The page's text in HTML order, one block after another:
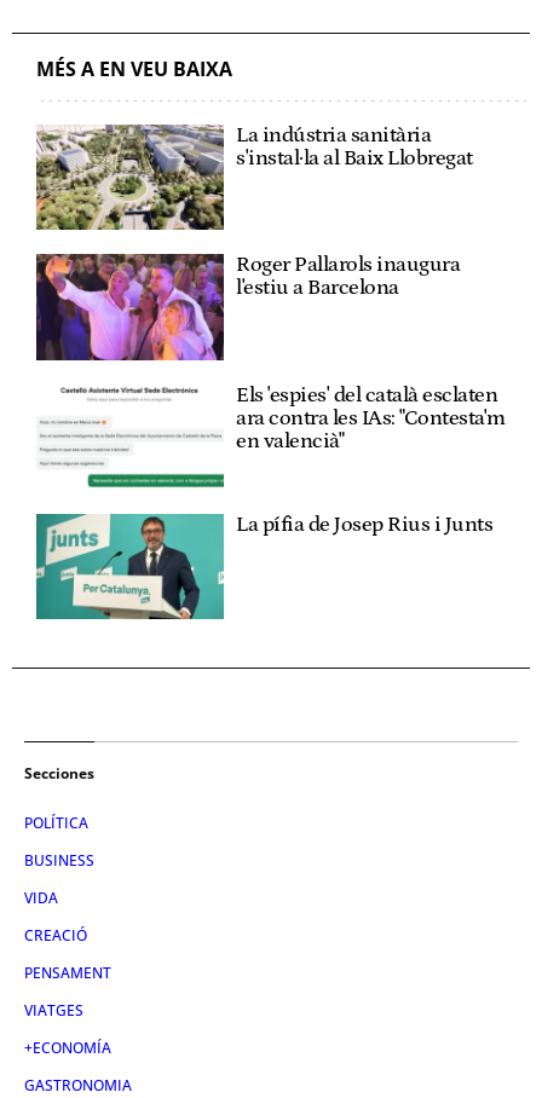
MÉS A EN VEU BAIXA
La indústria sanitària
s'instal·la al Baix Llobregat
Roger Pallarols inaugura
l'estiu a Barcelona
Els 'espies' del català esclaten
ara contra les IAs: "Contesta'm
en valencià"
La pífia de Josep Rius i Junts
Secciones
POLÍTICA
BUSINESS
VIDA
CREACIÓ
PENSAMENT
VIATGES
+ECONOMÍA
GASTRONOMIA